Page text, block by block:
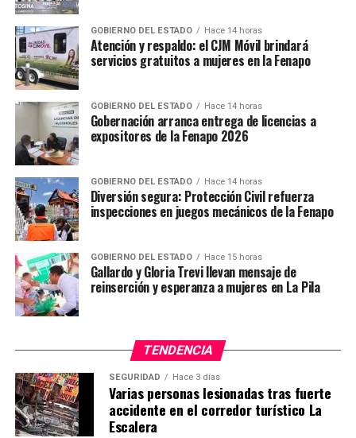
NO TE PIERDAS
SLP se proyecta como destino clave rumbo al Mundial
2026
GOBIERNO DEL ESTADO Hace 14 horas
Atención y respaldo: el CJM Móvil brindará
servicios gratuitos a mujeres en la Fenapo
GOBIERNO DEL ESTADO Hace 14 horas
Gobernación arranca entrega de licencias a
expositores de la Fenapo 2026
GOBIERNO DEL ESTADO Hace 14 horas
Diversión segura: Protección Civil refuerza
inspecciones en juegos mecánicos de la Fenapo
GOBIERNO DEL ESTADO Hace 15 horas
Gallardo y Gloria Trevi llevan mensaje de
reinserción y esperanza a mujeres en La Pila
TENDENCIA
SEGURIDAD Hace 3 días
Varias personas lesionadas tras fuerte
accidente en el corredor turístico La
Escalera